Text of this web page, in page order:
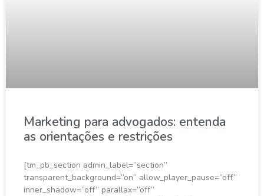
Marketing para advogados: entenda
as orientações e restrições
[tm_pb_section admin_label=”section”
transparent_background=”on” allow_player_pause=”off”
inner_shadow=”off” parallax=”off”